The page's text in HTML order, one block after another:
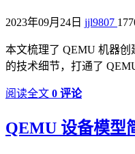
2023年09月24日 jjl9807
本文梳理了 QEMU 机器
的技术细节，打通了
阅读全文 0 评论
QEMU 设备模型